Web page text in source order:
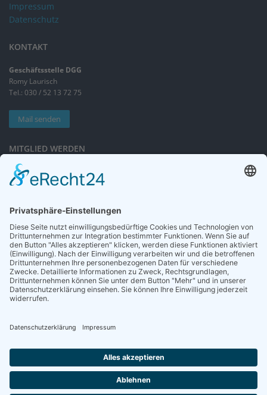
Impressum
Datenschutz
KONTAKT
Geschäftsstelle DGG
Romy Laurisch
Tel.: 030 / 52 13 72 75
Mail senden
MITGLIED WERDEN
Sieben gute Gründe
für Ihre Mitgliedschaft
NEWSLETTER
Neuigkeiten rund um die Geriatrie und die DGG – regelmäßig in Ihrem
Postfach.
Die Zeitschrift für Gerontologie und Geriatrie informiert über Neues aus
unserem Fach.